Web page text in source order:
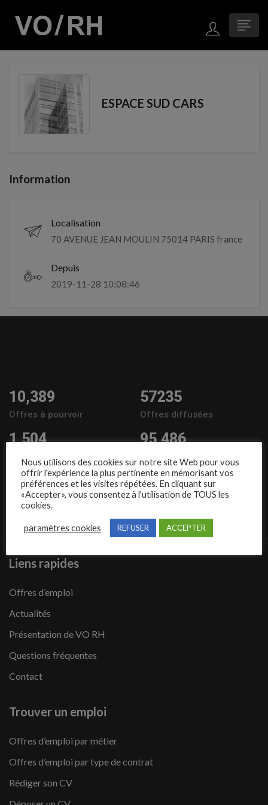
ESPACE SUD CARS
Information
Localisation
70 AVENUE JEAN MOULIN 75014 PARIS france
Depuis
2019-11-28 10:08:46
10,389
Offres à pourvoir
57235
Offres diffusées
1,504
Entreprises
95,486
Candidats
Nous suivre
Liens rapides
Offres d’emploi
Actualités
Présentation de VO RH
Questions fréquentes
Contact
Trouver un emploi
Offres d’emploi par métier
Offres d’emploi par type de contrat
Rédiger son CV
Nous utilisons des cookies sur notre site Web pour vous
offrir l'expérience la plus pertinente en mémorisant vos
préférences et les visites répétées. En cliquant sur
«Accepter», vous consentez à l'utilisation de TOUS les
cookies.
paramètres cookies REFUSER ACCEPTER